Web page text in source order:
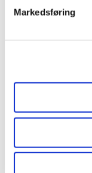
Markedsføring
flagg denne
Litt seig, men helt ok.
Var denne